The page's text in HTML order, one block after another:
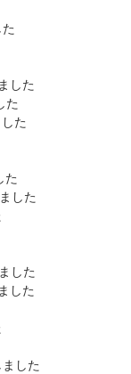
した
た
た
た
した
した
した
した